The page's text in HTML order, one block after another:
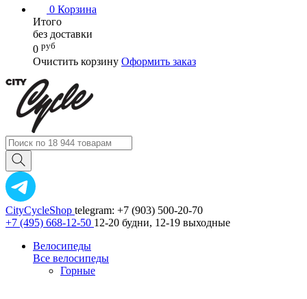
0 Корзина
Итого
без доставки
0 руб
Очистить корзину Оформить заказ
CityCycleShop telegram: +7 (903) 500-20-70
+7 (495) 668-12-50 12-20 будни, 12-19 выходные
Велосипеды
Все велосипеды
Горные